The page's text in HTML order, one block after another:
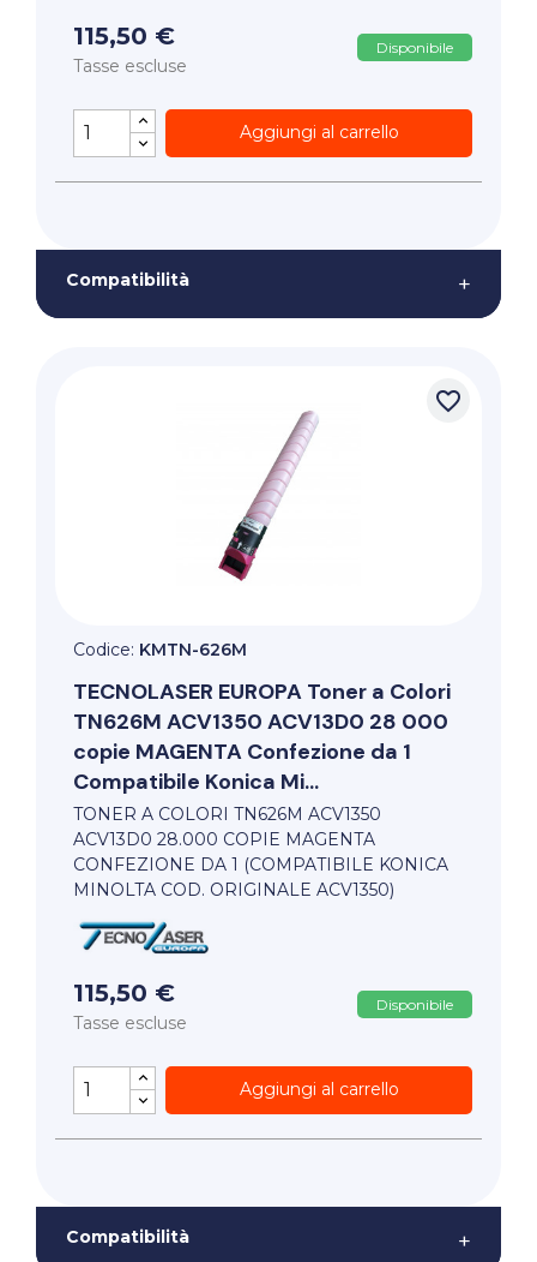
115,50 €
Tasse escluse
Disponibile
Aggiungi al carrello
Compatibilità +
favorite_border
Codice: KMTN-626M
TECNOLASER EUROPA Toner a Colori
TN626M ACV1350 ACV13D0 28 000
copie MAGENTA Confezione da 1
Compatibile Konica Mi...
TONER A COLORI TN626M ACV1350
ACV13D0 28.000 COPIE MAGENTA
CONFEZIONE DA 1 (COMPATIBILE KONICA
MINOLTA COD. ORIGINALE ACV1350)
115,50 €
Tasse escluse
Disponibile
Aggiungi al carrello
Compatibilità +